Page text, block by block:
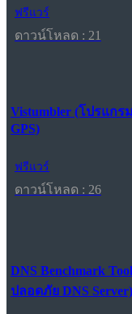
ฟรีแวร์
ดาวน์โหลด : 21
Vistumbler (โปรแก
GPS)
ฟรีแวร์
ดาวน์โหลด : 26
DNS Benchmark
ปลอดภัย DNS Server)